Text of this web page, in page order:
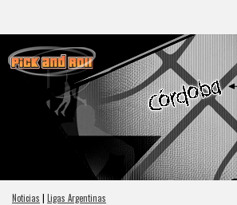
Noticias | Ligas Argentinas